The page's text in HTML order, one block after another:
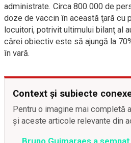
administrate. Circa 800.000 de
doze de vaccin în această ţară cu
locuitori, potrivit ultimului bilanţ al
cărei obiectiv este să ajungă la
în vară.
Context și subiecte
Pentru o imagine mai completă
și aceste articole relevante din
Bruno Guimaraes a